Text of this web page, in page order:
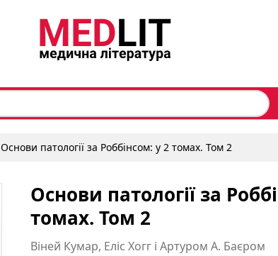
Основи патології за Роббінсом: у 2 томах. Том 2
Основи патології за
томах. Том 2
Віней Кумар, Еліс Хогг і Артуром А. Баєром